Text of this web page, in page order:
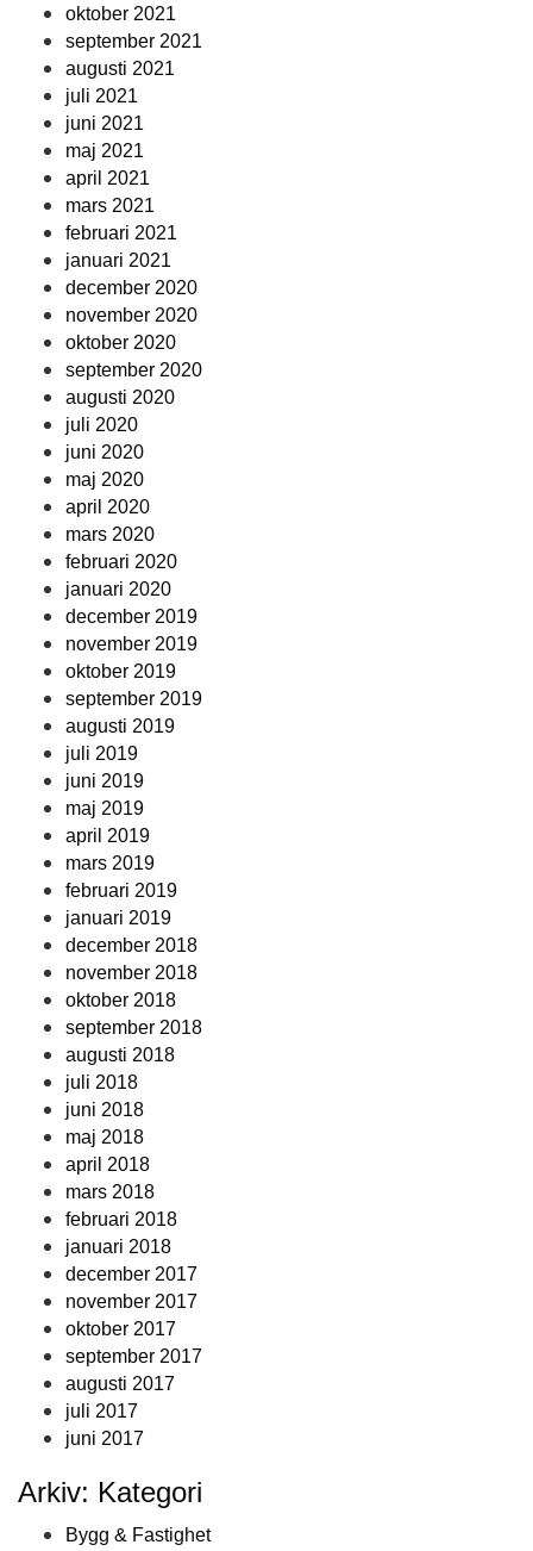
oktober 2021
september 2021
augusti 2021
juli 2021
juni 2021
maj 2021
april 2021
mars 2021
februari 2021
januari 2021
december 2020
november 2020
oktober 2020
september 2020
augusti 2020
juli 2020
juni 2020
maj 2020
april 2020
mars 2020
februari 2020
januari 2020
december 2019
november 2019
oktober 2019
september 2019
augusti 2019
juli 2019
juni 2019
maj 2019
april 2019
mars 2019
februari 2019
januari 2019
december 2018
november 2018
oktober 2018
september 2018
augusti 2018
juli 2018
juni 2018
maj 2018
april 2018
mars 2018
februari 2018
januari 2018
december 2017
november 2017
oktober 2017
september 2017
augusti 2017
juli 2017
juni 2017
Arkiv: Kategori
Bygg & Fastighet